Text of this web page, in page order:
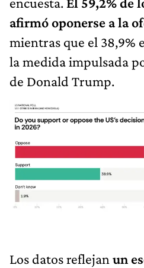
afirmó oponerse a la
mientras que el 38,9%
la medida impulsada
de Donald Trump.
Los datos reflejan un